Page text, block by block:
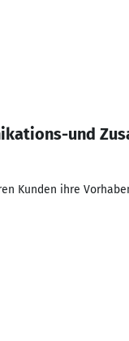
und
Kunden ihre